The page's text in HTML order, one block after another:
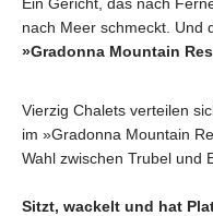
nach Meer schmeckt.
»Gradonna Mountain
Vierzig Chalets verteilen
im »Gradonna Mountain
Wahl zwischen Trubel und
Sitzt, wackelt und hat